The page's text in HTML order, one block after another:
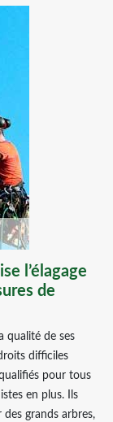
l’élagage
de
qualité de ses
difficiles
pour tous
en plus. Ils
des grands arbres,